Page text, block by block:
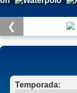
❮
Temporada: